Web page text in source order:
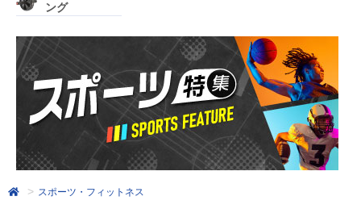
ング
スポーツ・フィットネス